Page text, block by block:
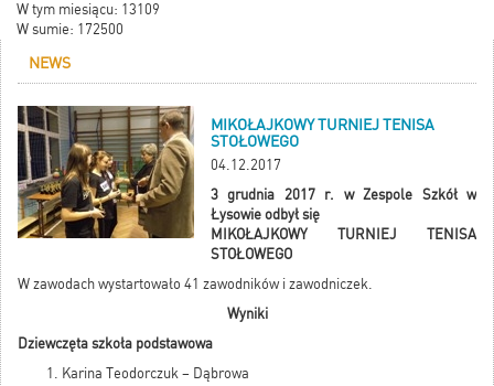
W tym miesiącu: 13109
W sumie: 172500
NEWS
MIKOŁAJKOWY TURNIEJ TENISA
STOŁOWEGO
04.12.2017
3 grudnia 2017 r. w Zespole Szkół w
Łysowie odbył się
MIKOŁAJKOWY TURNIEJ TENISA
STOŁOWEGO
W zawodach wystartowało 41 zawodników i zawodniczek.
Wyniki
Dziewczęta szkoła podstawowa
Karina Teodorczuk – Dąbrowa